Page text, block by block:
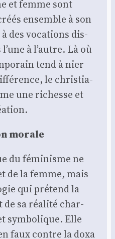
et femme sont
ensemble à son
des voca­tions dis­
à l’autre. Là où
tend à nier
le chris­tia­
une richesse et
morale
du fémi­nisme ne
de la femme, mais
qui pré­tend la
de sa réa­li­té char­
sym­bo­lique. Elle
faux contre la doxa